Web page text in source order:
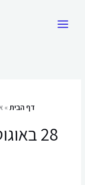
דף הבית »
28 באוגוסט 2023